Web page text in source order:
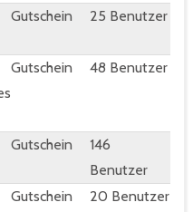
Gutschein 25 Benutzer
Gutschein 48 Benutzer
Gutschein
146
Benutzer
Gutschein 20 Benutzer